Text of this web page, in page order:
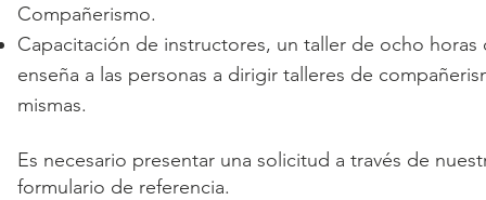
Compañerismo.
Capacitación de instructores, un taller de ocho horas
enseña a las personas a dirigir talleres de
mismas.
Es necesario presentar una solicitud a través de
formulario de referencia.